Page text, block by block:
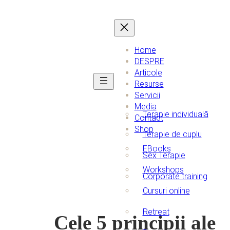
Home
DESPRE
Articole
Resurse
Servicii
Terapie individuală
Terapie de cuplu
Sex Terapie
Corporate training
Media
Contact
Shop
EBooks
Workshops
Cursuri online
Retreat
Cele 5 principii ale